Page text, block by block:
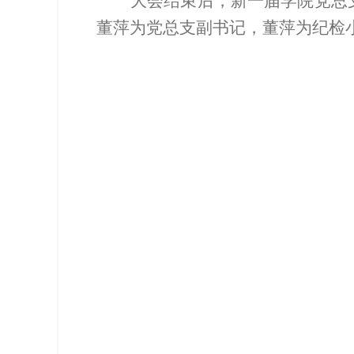
董萍为党总支副书记，董萍为纪检